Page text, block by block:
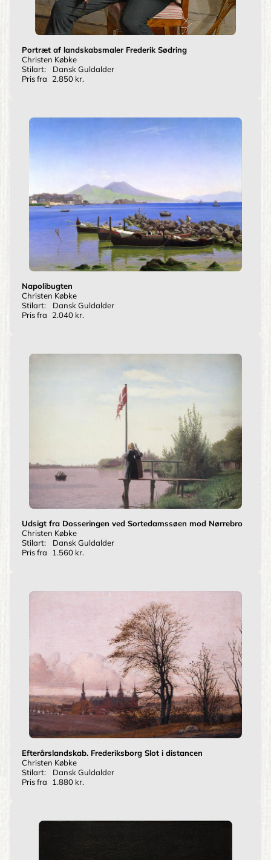
Portræt af landskabsmaler Frederik Sødring
Christen Købke
Stilart:
Dansk Guldalder
Pris fra
2.850 kr.
Napolibugten
Christen Købke
Stilart:
Dansk Guldalder
Pris fra
2.040 kr.
Udsigt fra Dosseringen ved Sortedamssøen mod Nørrebro
Christen Købke
Stilart:
Dansk Guldalder
Pris fra
1.560 kr.
Efterårslandskab. Frederiksborg Slot i distancen
Christen Købke
Stilart:
Dansk Guldalder
Pris fra
1.880 kr.